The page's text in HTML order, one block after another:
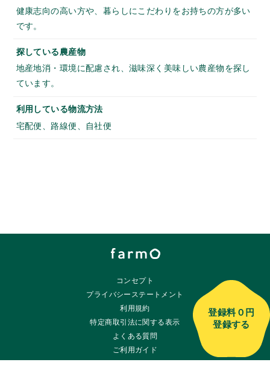
健康志向の高い方や、暮らしにこだわりをお持ちの方が多い
です。
探している農産物
地産地消・環境に配慮され、滋味深く美味しい農産物を探し
ています。
利用している物流方法
宅配便、路線便、自社便
登録料０円
登録する
コンセプト
プライバシーステートメント
利用規約
特定商取引法に関する表示
よくある質問
ご利用ガイド